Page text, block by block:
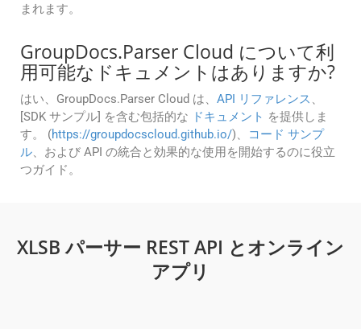
まれます。
GroupDocs.Parser Cloud について利
用可能なドキュメントはありますか?
はい、GroupDocs.Parser Cloud は、 API リファレンス 、
[SDK サンプル] を含む包括的な ドキュメント を提供しま
す。 (https://groupdocscloud.github.io/)、
コード サンプ
ル、および API の統合と効果的な使用を開始するのに役立
つガイド。
XLSB パーサー REST API とオンライン
アプリ